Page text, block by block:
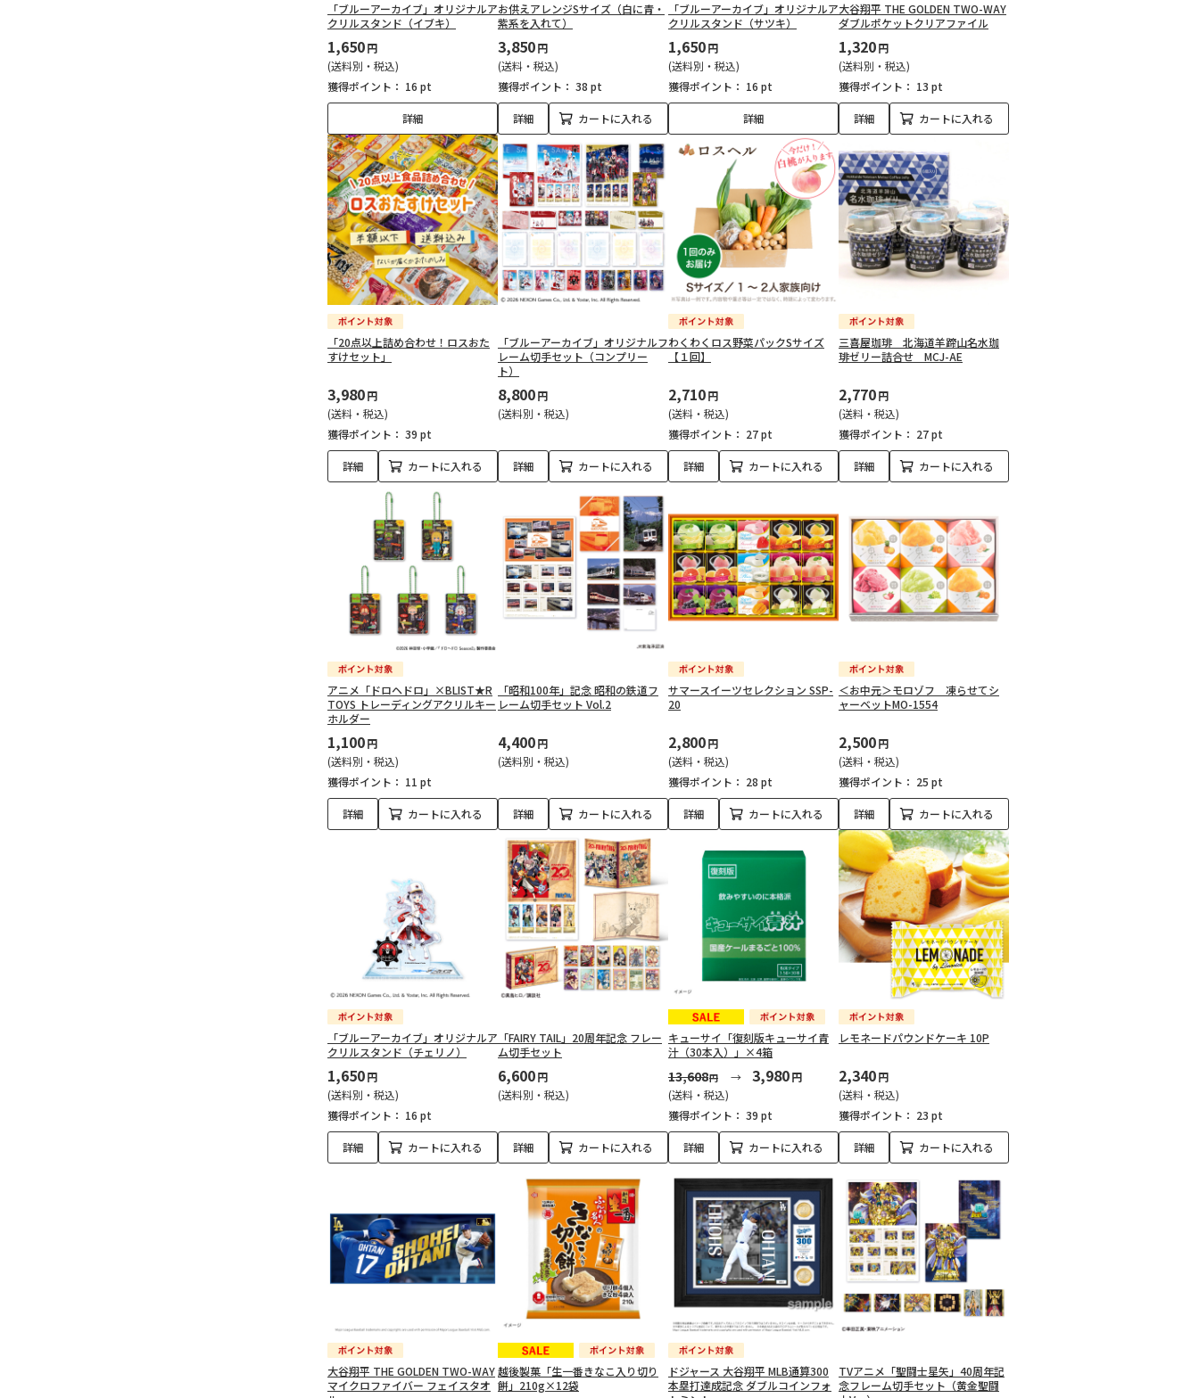
「ブルーアーカイブ」オリジナルア
クリルスタンド（イブキ）
1,650円
(送料別・税込)
獲得ポイント： 16 pt
詳細
お供えアレンジSサイズ（白に青・
紫系を入れて）
3,850円
(送料・税込)
獲得ポイント： 38 pt
詳細 カートに入れる
「ブルーアーカイブ」オリジナルア
クリルスタンド（サツキ）
1,650円
(送料別・税込)
獲得ポイント： 16 pt
詳細
大谷翔平 THE GOLDEN TWO-WAY
ダブルポケットクリアファイル
1,320円
(送料別・税込)
獲得ポイント： 13 pt
詳細 カートに入れる
「20点以上詰め合わせ！ロスおた
すけセット」
3,980円
(送料・税込)
獲得ポイント： 39 pt
詳細 カートに入れる
「ブルーアーカイブ」オリジナルフ
レーム切手セット（コンプリー
ト）
8,800円
(送料別・税込)
詳細 カートに入れる
わくわくロス野菜パックSサイズ
【１回】
2,710円
(送料・税込)
獲得ポイント： 27 pt
詳細 カートに入れる
三喜屋珈琲 北海道羊蹄山名水珈
琲ゼリー詰合せ MCJ-AE
2,770円
(送料・税込)
獲得ポイント： 27 pt
詳細 カートに入れる
アニメ「ドロヘドロ」×BLIST★R
TOYS トレーディングアクリルキー
ホルダー
1,100円
(送料別・税込)
獲得ポイント： 11 pt
詳細 カートに入れる
「昭和100年」記念 昭和の鉄道フ
レーム切手セット Vol.2
4,400円
(送料別・税込)
詳細 カートに入れる
サマースイーツセレクション SSP-
20
2,800円
(送料・税込)
獲得ポイント： 28 pt
詳細 カートに入れる
＜お中元＞モロゾフ 凍らせてシ
ャーベットMO-1554
2,500円
(送料・税込)
獲得ポイント： 25 pt
詳細 カートに入れる
「ブルーアーカイブ」オリジナルア
クリルスタンド（チェリノ）
1,650円
(送料別・税込)
獲得ポイント： 16 pt
詳細 カートに入れる
「FAIRY TAIL」20周年記念 フレー
ム切手セット
6,600円
(送料別・税込)
詳細 カートに入れる
キューサイ「復刻版キューサイ青
汁（30本入）」×4箱
13,608円 3,980円
(送料・税込)
獲得ポイント： 39 pt
詳細 カートに入れる
レモネードパウンドケーキ 10P
2,340円
(送料・税込)
獲得ポイント： 23 pt
詳細 カートに入れる
大谷翔平 THE GOLDEN TWO-WAY
マイクロファイバー フェイスタオ
越後製菓「生一番きなこ入り切り
餅」210g×12袋
ドジャース 大谷翔平 MLB通算300
本塁打達成記念 ダブルコインフォ
TVアニメ「聖闘士星矢」40周年記
念フレーム切手セット（黄金聖闘